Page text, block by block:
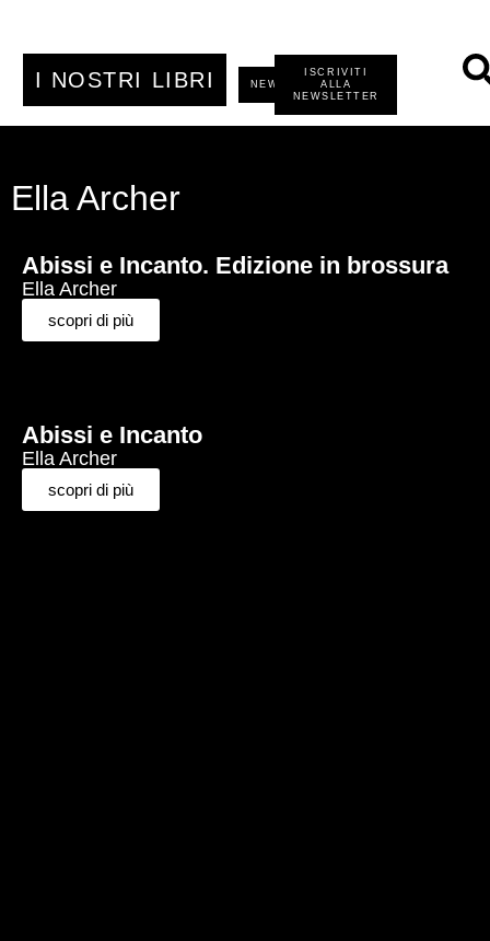
I NOSTRI LIBRI NEWS
ISCRIVITI
ALLA
NEWSLETTER
Ella Archer
Abissi e Incanto. Edizione in brossura
Ella Archer
scopri di più
Abissi e Incanto
Ella Archer
scopri di più